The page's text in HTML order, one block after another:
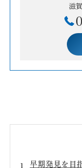
滋
早期発見を目